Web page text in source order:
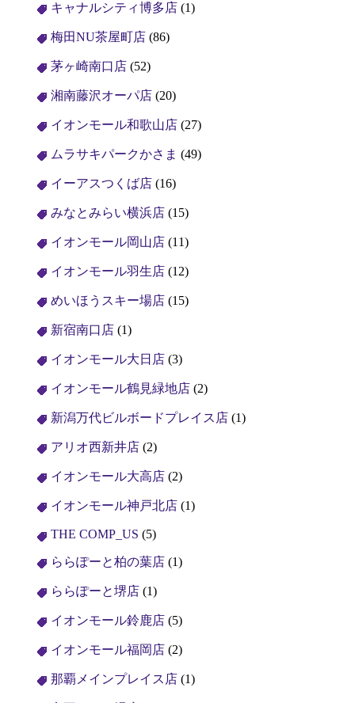
キャナルシティ博多店 (1)
梅田NU茶屋町店 (86)
茅ヶ崎南口店 (52)
湘南藤沢オーパ店 (20)
イオンモール和歌山店 (27)
ムラサキパークかさま (49)
イーアスつくば店 (16)
みなとみらい横浜店 (15)
イオンモール岡山店 (11)
イオンモール羽生店 (12)
めいほうスキー場店 (15)
新宿南口店 (1)
イオンモール大日店 (3)
イオンモール鶴見緑地店 (2)
新潟万代ビルボードプレイス店 (1)
アリオ西新井店 (2)
イオンモール大高店 (2)
イオンモール神戸北店 (1)
THE COMP_US (5)
ららぽーと柏の葉店 (1)
ららぽーと堺店 (1)
イオンモール鈴鹿店 (5)
イオンモール福岡店 (2)
那覇メインプレイス店 (1)